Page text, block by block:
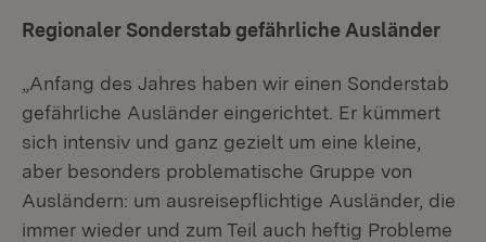
Regionaler Sonderstab gefährliche Ausländer
„Anfang des Jahres haben wir einen Sonderstab
gefährliche Ausländer eingerichtet. Er kümmert
sich intensiv und ganz gezielt um eine kleine,
aber besonders problematische Gruppe von
Ausländern: um ausreisepflichtige Ausländer, die
immer wieder und zum Teil auch heftig Probleme